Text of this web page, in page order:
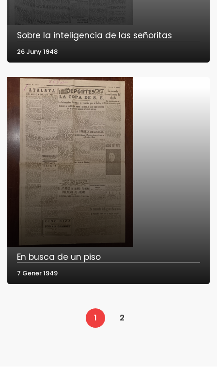
Sobre la inteligencia de las señoritas
26 Juny 1948
En busca de un piso
7 Gener 1949
1 2